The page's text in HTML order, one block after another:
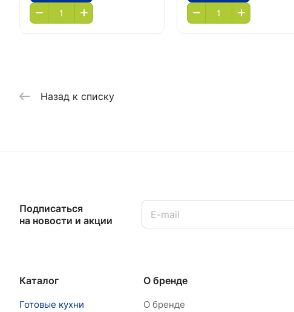
Назад к списку
Подписаться
на новости и акции
Каталог
Готовые кухни
О бренде
О бренде